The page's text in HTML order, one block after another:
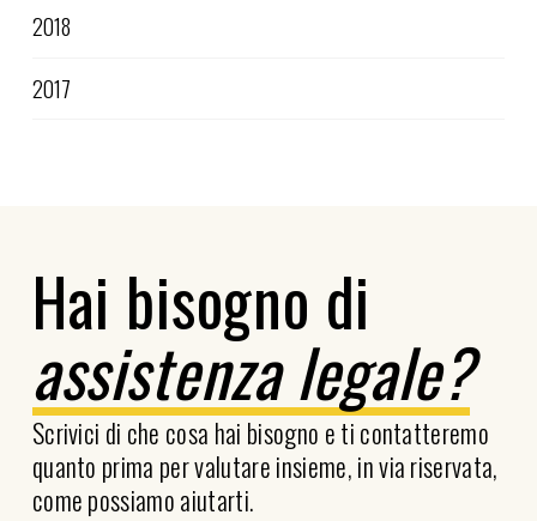
2018
2017
Hai bisogno di
assistenza legale?
Scrivici di che cosa hai bisogno e ti contatteremo
quanto prima per valutare insieme, in via riservata,
come possiamo aiutarti.